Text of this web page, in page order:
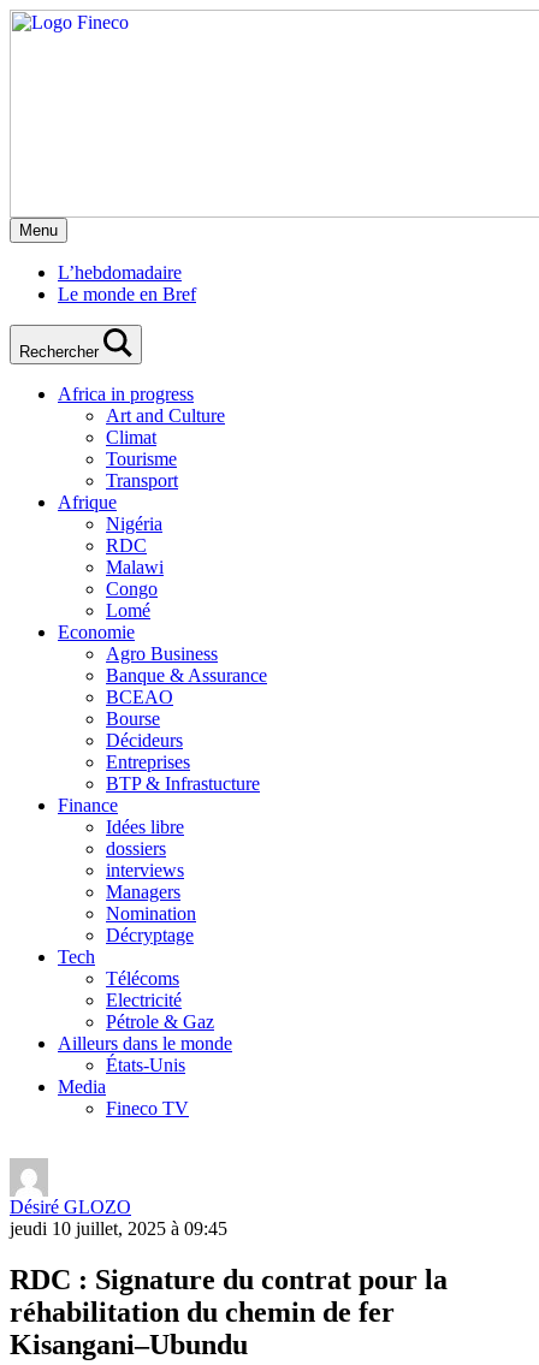
Menu
L’hebdomadaire
Le monde en Bref
Rechercher
Africa in progress
Art and Culture
Climat
Tourisme
Transport
Afrique
Nigéria
RDC
Malawi
Congo
Lomé
Economie
Agro Business
Banque & Assurance
BCEAO
Bourse
Décideurs
Entreprises
BTP & Infrastucture
Finance
Idées libre
dossiers
interviews
Managers
Nomination
Décryptage
Tech
Télécoms
Electricité
Pétrole & Gaz
Ailleurs dans le monde
États-Unis
Media
Fineco TV
Désiré GLOZO
jeudi 10 juillet, 2025 à 09:45
RDC : Signature du contrat pour la
réhabilitation du chemin de fer
Kisangani–Ubundu